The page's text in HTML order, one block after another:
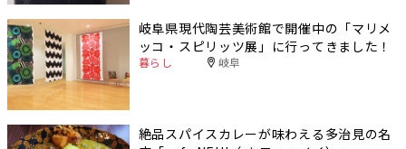
岐阜県現代陶芸美術館で開催中の「マリメ
ッコ・スピリッツ展」に行ってきました！
暮らし 岐阜
絶品スパイスカレーが味わえる多治見の名